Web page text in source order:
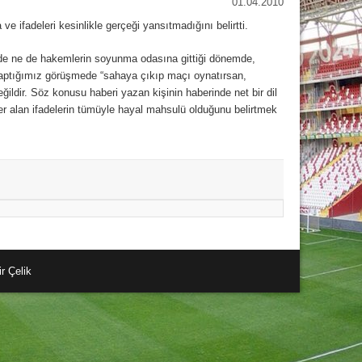
ifadeleri kesinlikle gerçeği yansıtmadığını belirtti.
ne de hakemlerin soyunma odasına gittiği dönemde,
görüşmede “sahaya çıkıp maçı oynatırsan,
Söz konusu haberi yazan kişinin haberinde net bir dil
alan ifadelerin tümüyle hayal mahsulü olduğunu belirtmek
Çelik